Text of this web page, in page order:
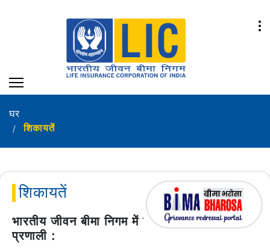
घर
शिकायतें
शिकायतें
भारतीय जीवन बीमा निगम में शिकायत निवारण
प्रणाली :